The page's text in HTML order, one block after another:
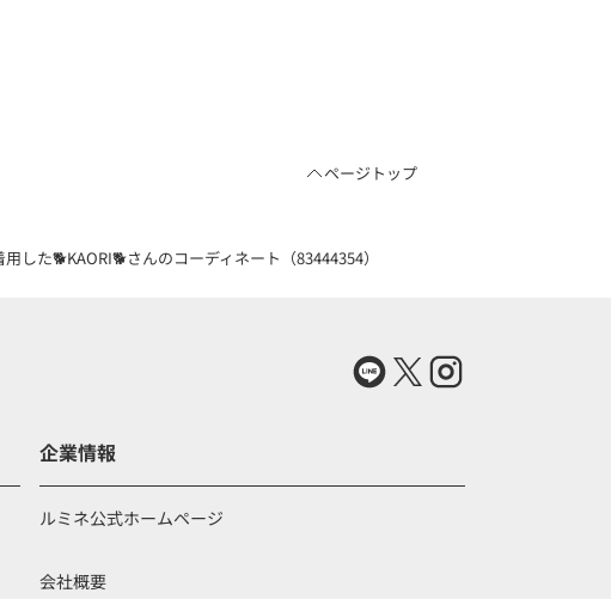
ページトップ
した🐕KAORI🐕さんのコーディネート（83444354）
企業情報
ルミネ公式ホームページ
会社概要